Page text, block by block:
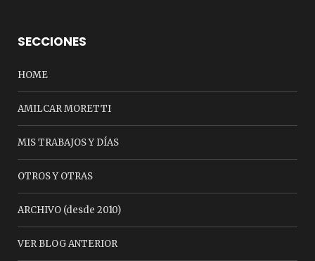
SECCIONES
HOME
AMILCAR MORETTI
MIS TRABAJOS Y DÍAS
OTROS Y OTRAS
ARCHIVO (desde 2010)
VER BLOG ANTERIOR